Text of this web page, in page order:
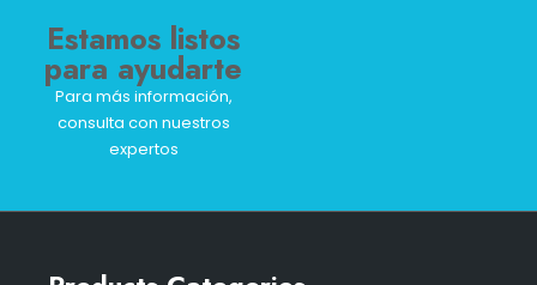
Estamos listos
para ayudarte
Para más información,
consulta con nuestros
expertos